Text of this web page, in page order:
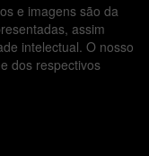
e imagens são da
assim
intelectual. O nosso
dos respectivos